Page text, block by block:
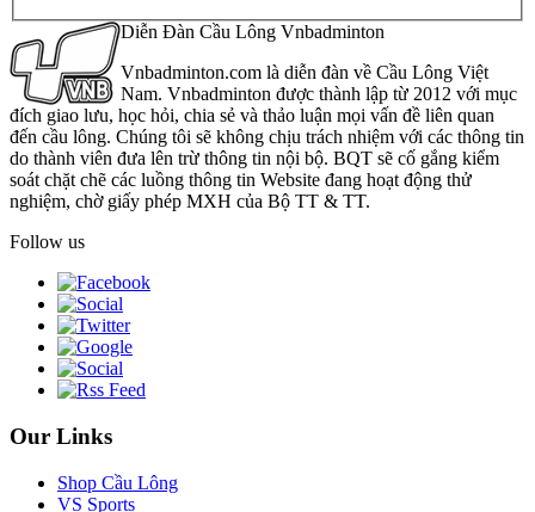
Diễn Đàn Cầu Lông Vnbadminton
Vnbadminton.com là diễn đàn về Cầu Lông Việt
Nam. Vnbadminton được thành lập từ 2012 với mục
đích giao lưu, học hỏi, chia sẻ và thảo luận mọi vấn đề liên quan
đến cầu lông. Chúng tôi sẽ không chịu trách nhiệm với các thông tin
do thành viên đưa lên trừ thông tin nội bộ. BQT sẽ cố gắng kiểm
soát chặt chẽ các luồng thông tin Website đang hoạt động thử
nghiệm, chờ giấy phép MXH của Bộ TT & TT.
Follow us
Our Links
Shop Cầu Lông
VS Sports